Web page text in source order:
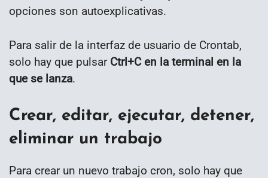
opciones son autoexplicativas.
Para salir de la interfaz de usuario de Crontab,
solo hay que pulsarCtrl+C en la terminal en la
que se lanza.
Crear, editar, ejecutar, detener,
eliminar un trabajo
Para crear un nuevo trabajo cron, solo hay que